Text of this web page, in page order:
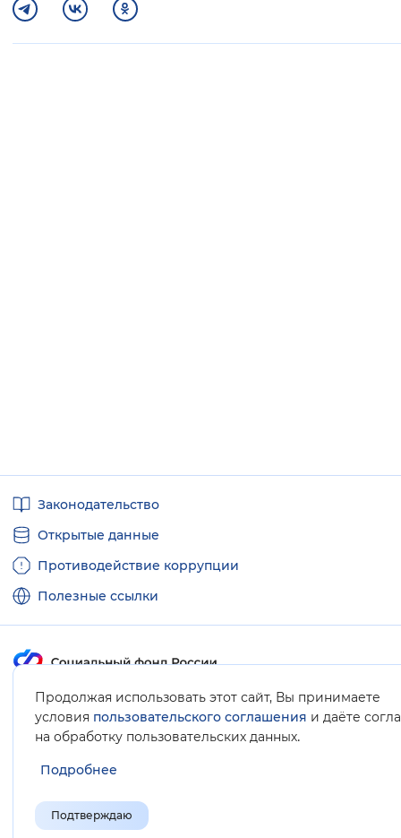
Продолжая использовать этот сайт, Вы принимаете
условия пользовательского соглашения и даёте
на обработку пользовательских данных.
Подробнее
Подтверждаю
ссылкиЗаконодательство
Открытые данные
Противодействие коррупции
Полезные ссылки
Карта сайта
© Социальный фонд России, 2008-2026